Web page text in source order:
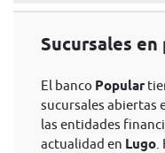
Sucursales
El banco Popular
sucursales abiertas
las entidades
actualidad en Lugo